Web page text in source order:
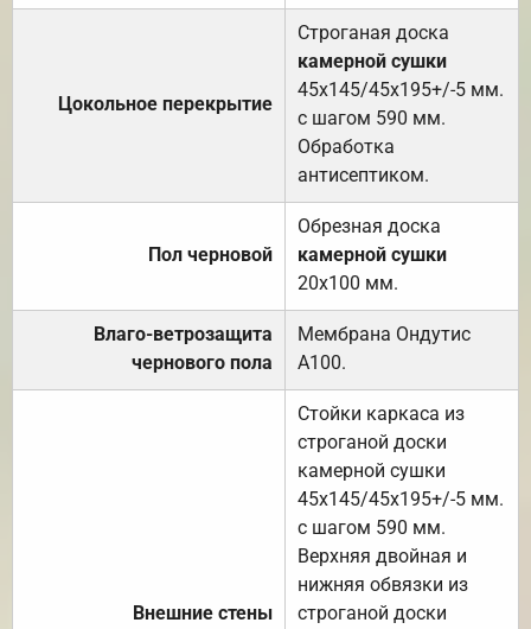
Цокольное перекрытие
Строганая доска
камерной сушки
45х145/45х195+/-5 мм.
с шагом 590 мм.
Обработка
антисептиком.
Пол черновой
Обрезная доска
камерной сушки
20х100 мм.
Влаго-ветрозащита
чернового пола
Мембрана Ондутис
А100.
Внешние стены
Стойки каркаса из
строганой доски
камерной сушки
45х145/45х195+/-5 мм.
с шагом 590 мм.
Верхняя двойная и
нижняя обвязки из
строганой доски